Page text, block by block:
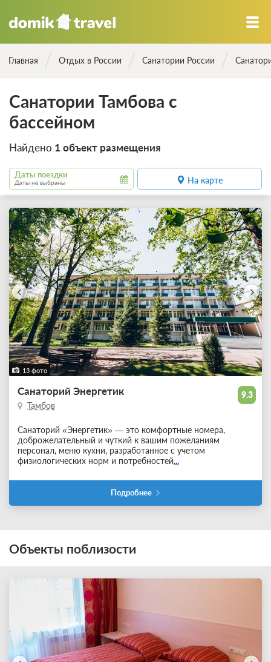
Главная Отдых в России Санатории России
Санатории Тамбова с
бассейном
Найдено 1 объект размещения
Даты поездки
Даты не выбраны На карте
13 фото
9.3
Санаторий Энергетик
Тамбов
Санаторий «Энергетик» — это комфортные номера,
доброжелательный и чуткий к вашим пожеланиям
персонал, меню кухни, разработанное с учетом
физиологических норм и потребностей...
Подробнее
Объекты поблизости